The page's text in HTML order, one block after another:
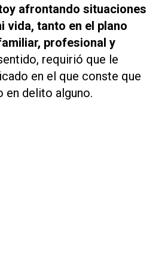
afrontando situaciones
vida, tanto en el plano
profesional y
requirió que le
en el que conste que
en delito alguno.